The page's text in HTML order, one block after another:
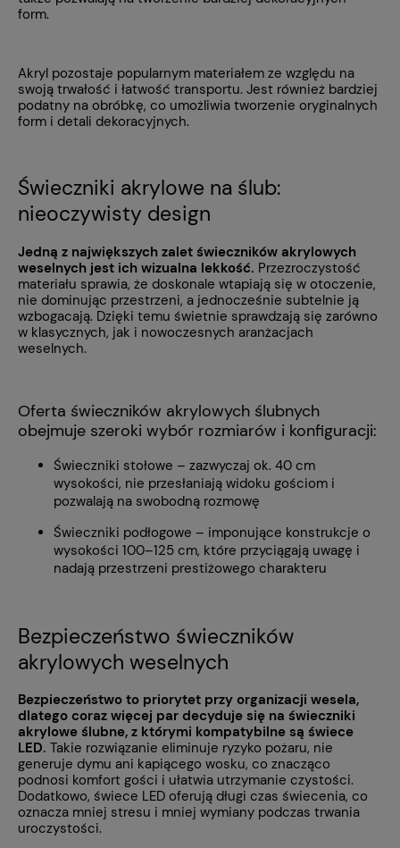
form.
Akryl pozostaje popularnym materiałem ze względu na
swoją trwałość i łatwość transportu. Jest również bardziej
podatny na obróbkę, co umożliwia tworzenie oryginalnych
form i detali dekoracyjnych.
Świeczniki akrylowe na ślub:
nieoczywisty design
Jedną z największych zalet świeczników akrylowych
weselnych jest ich wizualna lekkość. Przezroczystość
materiału sprawia, że doskonale wtapiają się w otoczenie,
nie dominując przestrzeni, a jednocześnie subtelnie ją
wzbogacają. Dzięki temu świetnie sprawdzają się zarówno
w klasycznych, jak i nowoczesnych aranżacjach
weselnych.
Oferta świeczników akrylowych ślubnych
obejmuje szeroki wybór rozmiarów i konfiguracji:
Świeczniki stołowe – zazwyczaj ok. 40 cm
wysokości, nie przesłaniają widoku gościom i
pozwalają na swobodną rozmowę
Świeczniki podłogowe – imponujące konstrukcje o
wysokości 100–125 cm, które przyciągają uwagę i
nadają przestrzeni prestiżowego charakteru
Bezpieczeństwo świeczników
akrylowych weselnych
Bezpieczeństwo to priorytet przy organizacji wesela,
dlatego coraz więcej par decyduje się na świeczniki
akrylowe ślubne, z którymi kompatybilne są świece
LED. Takie rozwiązanie eliminuje ryzyko pożaru, nie
generuje dymu ani kapiącego wosku, co znacząco
podnosi komfort gości i ułatwia utrzymanie czystości.
Dodatkowo, świece LED oferują długi czas świecenia, co
oznacza mniej stresu i mniej wymiany podczas trwania
uroczystości.